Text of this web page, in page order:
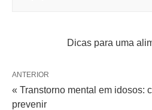
Dicas para uma
ANTERIOR
« Transtorno mental em idosos:
prevenir